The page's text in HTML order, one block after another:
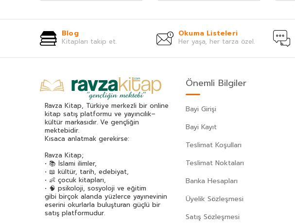
Blog
Kitapları takip et.
Okuma Listeleri
Her yaşa, her tarza özel.
Ravza Kitap, Türkiye merkezli bir online
kitap satış platformu ve yayıncılık–
kültür markasıdır. Ve gençliğin
mektebidir.
Kısaca anlatmak gerekirse:
Ravza Kitap;
• 📚 İslami ilimler,
• 📖 kültür, tarih, edebiyat,
• 👶 çocuk kitapları,
• 🧠 psikoloji, sosyoloji ve eğitim
gibi birçok alanda yüzlerce yayınevinin
eserini okurlarla buluşturan güçlü bir
satış platformudur.
Önemli Bilgiler
Bayi Girişi
Bayi Kayıt
Teslimat Koşulları
Teslimat Noktaları
Banka Hesapları
Üyelik Sözleşmesi
Satış Sözleşmesi